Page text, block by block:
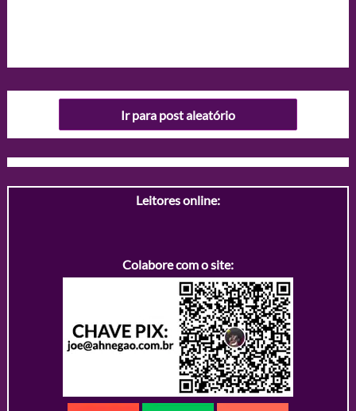
Ir para post aleatório
Leitores online:
Colabore com o site: